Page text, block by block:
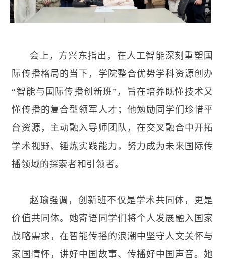
会上，方兴东指出，在人工智能深刻重塑国
际传播格局的当下，学院整合优势学科资源创办
“智能与国际传播创新班”，旨在培养既懂技术又
懂传播的复合型领军人才；他勉励同学们珍惜平
台资源，主动融入导师团队，在交叉融合中开拓
学术视野、锤炼实践能力，努力成为未来国际传
播领域的探索者和引领者。
赵瑜强调，创新班不仅是学术共同体，更是
价值共同体。她寄语同学们将个人发展融入国家
战略需求，在智能传播的浪潮中坚守人文关怀与
家国情怀，讲好中国故事、传播好中国声音。她